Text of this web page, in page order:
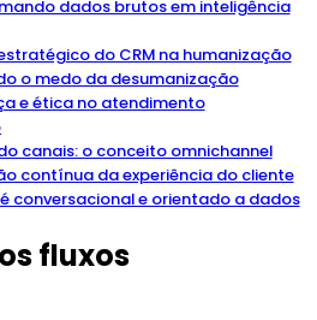
dados brutos em inteligência
do CRM na humanização
o medo da desumanização
e ética no atendimento
canais: o conceito omnichannel
contínua da experiência do cliente
conversacional e orientado a dados
fluxos